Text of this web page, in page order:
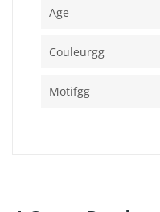
Age
Couleurgg
Motifgg